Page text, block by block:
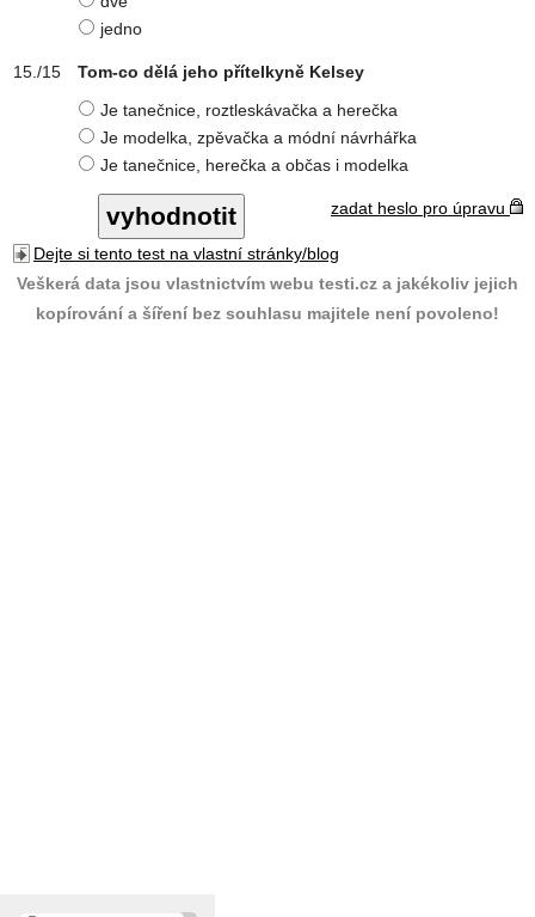
jedno
Tom-co dělá jeho přítelkyně Kelsey
Je tanečnice, roztleskávačka a herečka
Je modelka, zpěvačka a módní návrhářka
Je tanečnice, herečka a občas i modelka
zadat heslo pro úpravu
Dejte si tento test na vlastní stránky/blog
Veškerá data jsou vlastnictvím webu testi.cz a jakékoliv jejich
kopírování a šíření bez souhlasu majitele není povoleno!